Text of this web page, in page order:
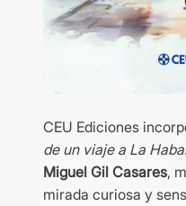
CEU Ediciones
de un viaje a La
Miguel Gil Casares,
mirada curiosa y